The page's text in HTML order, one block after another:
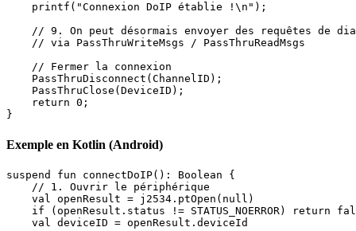
    printf("Connexion DoIP établie !\n");
// 9. On peut désormais envoyer des requêtes de
    // via PassThruWriteMsgs / PassThruReadMsgs
    // Fermer la connexion
    PassThruDisconnect(ChannelID);
    PassThruClose(DeviceID);
    return 0;
}
Exemple en Kotlin (Android)
suspend fun connectDoIP(): Boolean {
    // 1. Ouvrir le périphérique
    val openResult = j2534.ptOpen(null)
if (openResult.status != STATUS_NOERROR) return
    val deviceID = openResult.deviceId